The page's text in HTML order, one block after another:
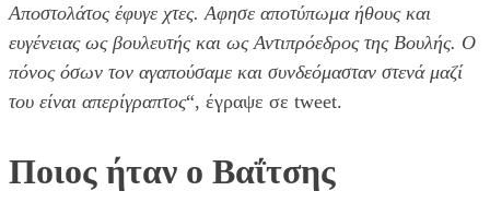
Αποστολάτος έφυγε χτες. Αφησε αποτύπωμα ήθους και
ευγένειας ως βουλευτής και ως Αντιπρόεδρος της Βουλής. Ο
πόνος όσων τον αγαπούσαμε και συνδεόμασταν στενά μαζί
του είναι απερίγραπτος“, έγραψε σε tweet.
Ποιος ήταν ο Βαΐτσης